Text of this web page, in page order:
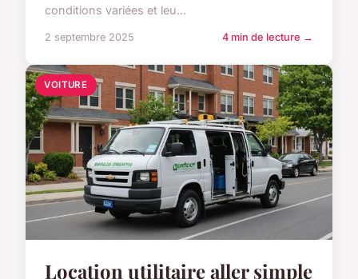
conditions variées et leu...
2 septembre 2025 4 min de lecture →
VOITURE
Location utilitaire aller simple